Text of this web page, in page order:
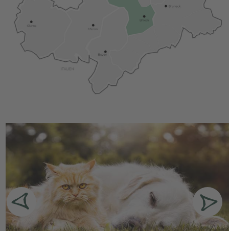
Apfel-Rundwanderung oder “Wein und Wasser” beliebt.
Auch die Lüsner Alm ist nur unweit entfernt und lädt alle
Bergfreunde zu einem Besuch ein.